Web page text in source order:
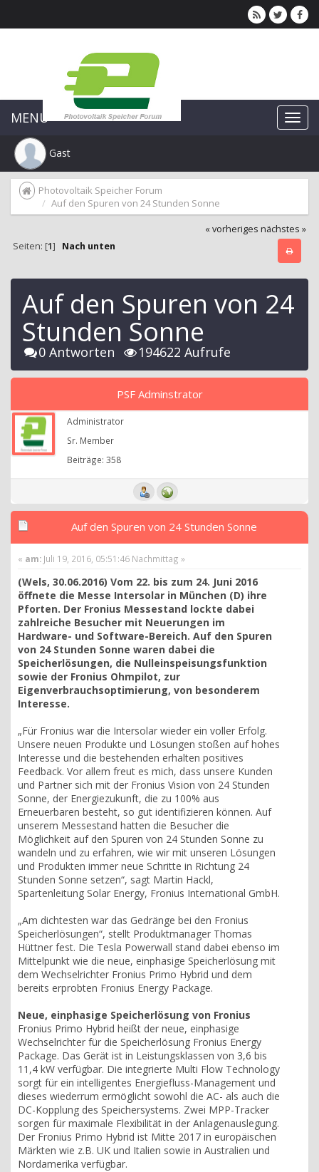
MENU
Gast
Photovoltaik Speicher Forum
Auf den Spuren von 24 Stunden Sonne
« vorheriges nächstes »
Seiten: [1] Nach unten
Auf den Spuren von 24
Stunden Sonne
0 Antworten 194622 Aufrufe
PSF Adminstrator
Administrator
Sr. Member
Beiträge: 358
Auf den Spuren von 24 Stunden Sonne
« am: Juli 19, 2016, 05:51:46 Nachmittag »
(Wels, 30.06.2016) Vom 22. bis zum 24. Juni 2016
öffnete die Messe Intersolar in München (D) ihre
Pforten. Der Fronius Messestand lockte dabei
zahlreiche Besucher mit Neuerungen im
Hardware- und Software-Bereich. Auf den Spuren
von 24 Stunden Sonne waren dabei die
Speicherlösungen, die Nulleinspeisungsfunktion
sowie der Fronius Ohmpilot, zur
Eigenverbrauchsoptimierung, von besonderem
Interesse.
„Für Fronius war die Intersolar wieder ein voller Erfolg.
Unsere neuen Produkte und Lösungen stoßen auf hohes
Interesse und die bestehenden erhalten positives
Feedback. Vor allem freut es mich, dass unsere Kunden
und Partner sich mit der Fronius Vision von 24 Stunden
Sonne, der Energiezukunft, die zu 100% aus
Erneuerbaren besteht, so gut identifizieren können. Auf
unserem Messestand hatten die Besucher die
Möglichkeit auf den Spuren von 24 Stunden Sonne zu
wandeln und zu erfahren, wie wir mit unseren Lösungen
und Produkten immer neue Schritte in Richtung 24
Stunden Sonne setzen“, sagt Martin Hackl,
Spartenleitung Solar Energy, Fronius International GmbH.
„Am dichtesten war das Gedränge bei den Fronius
Speicherlösungen“, stellt Produktmanager Thomas
Hüttner fest. Die Tesla Powerwall stand dabei ebenso im
Mittelpunkt wie die neue, einphasige Speicherlösung mit
dem Wechselrichter Fronius Primo Hybrid und dem
bereits erprobten Fronius Energy Package.
Neue, einphasige Speicherlösung von Fronius
Fronius Primo Hybrid heißt der neue, einphasige
Wechselrichter für die Speicherlösung Fronius Energy
Package. Das Gerät ist in Leistungsklassen von 3,6 bis
11,4 kW verfügbar. Die integrierte Multi Flow Technology
sorgt für ein intelligentes Energiefluss-Management und
dieses wiederrum ermöglicht sowohl die AC- als auch die
DC-Kopplung des Speichersystems. Zwei MPP-Tracker
sorgen für maximale Flexibilität in der Anlagenauslegung.
Der Fronius Primo Hybrid ist Mitte 2017 in europäischen
Märkten wie z.B. UK und Italien sowie in Australien und
Nordamerika verfügbar.